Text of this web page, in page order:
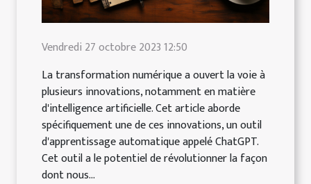
Vendredi 27 octobre 2023 12:50
La transformation numérique a ouvert la voie à
plusieurs innovations, notamment en matière
d'intelligence artificielle. Cet article aborde
spécifiquement une de ces innovations, un outil
d'apprentissage automatique appelé ChatGPT.
Cet outil a le potentiel de révolutionner la façon
dont nous...